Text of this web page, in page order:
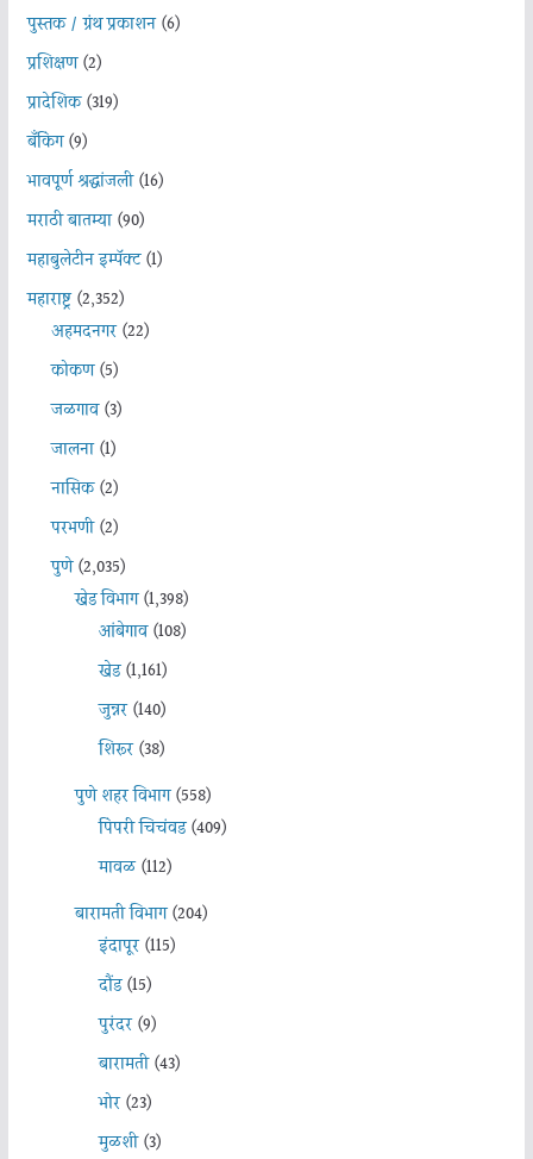
पुस्तक / ग्रंथ प्रकाशन(6)
प्रशिक्षण(2)
प्रादेशिक(319)
बँकिंग(9)
भावपूर्ण श्रद्धांजली(16)
मराठी बातम्या(90)
महाबुलेटीन इम्पॅक्ट(1)
महाराष्ट्र(2,352)
अहमदनगर(22)
कोकण(5)
जळगाव(3)
जालना(1)
नासिक(2)
परभणी(2)
पुणे(2,035)
खेड विभाग(1,398)
आंबेगाव(108)
खेड(1,161)
जुन्नर(140)
शिरूर(38)
पुणे शहर विभाग(558)
पिंपरी चिचंवड(409)
मावळ(112)
बारामती विभाग(204)
इंदापूर(115)
दौंड(15)
पुरंदर(9)
बारामती(43)
भोर(23)
मुळशी(3)